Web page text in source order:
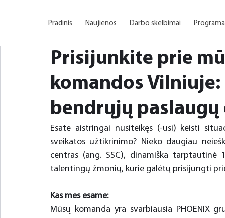
Pradinis Naujienos Darbo skelbimai Programa
Prisijunkite prie
komandos Vilniuje:
bendrųjų paslaugų
Esate aistringai nusiteikęs (-usi) keisti
sveikatos užtikrinimo? Nieko daugiau
centras (ang. SSC), dinamiška tarptautinė
talentingų žmonių, kurie galėtų prisijungti
Kas mes esame:
Mūsų komanda yra svarbiausia PHOENIX